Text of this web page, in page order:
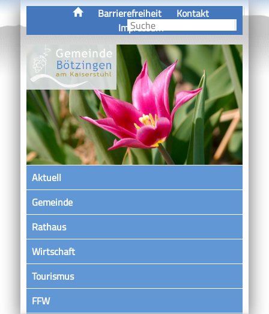
Barrierefreiheit
Kontakt
Impressum
Aktuell
Gemeinde
Rathaus
Wirtschaft
Tourismus
FFW